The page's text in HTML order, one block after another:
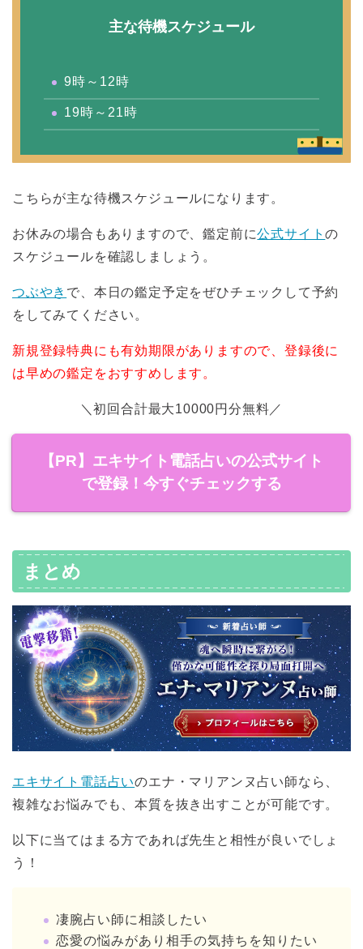
主な待機スケジュール
9時～12時
19時～21時
こちらが主な待機スケジュールになります。
お休みの場合もありますので、鑑定前に公式サイトの
スケジュールを確認しましょう。
つぶやき で、本日の鑑定予定をぜひチェックして予約
をしてみてください。
新規登録特典にも有効期限がありますので、登録後に
は早めの鑑定をおすすめします。
＼初回合計最大10000円分無料／
【PR】エキサイト電話占いの公式サイト
で登録！今すぐチェックする
まとめ
エキサイト電話占いのエナ・マリアンヌ占い師なら、
複雑なお悩みでも、本質を抜き出すことが可能です。
以下に当てはまる方であれば先生と相性が良いでしょ
う！
凄腕占い師に相談したい
恋愛の悩みがあり相手の気持ちを知りたい